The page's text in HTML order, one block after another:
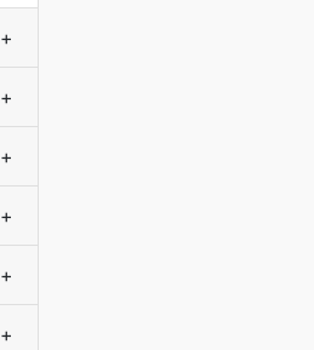
+
+
+
+
+
+